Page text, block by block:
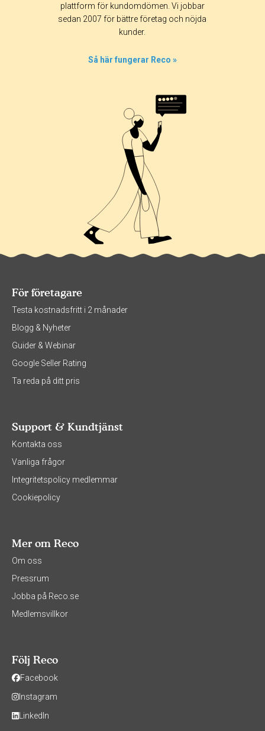
365 dagar 90 dagar
30 dagar
plattform för kundomdömen. Vi jobbar
sedan 2007 för bättre företag och nöjda
kunder.
Så här fungerar Reco »
För företagare
Testa kostnadsfritt i 2 månader
Blogg & Nyheter
Guider & Webinar
Google Seller Rating
Ta reda på ditt pris
Support & Kundtjänst
Kontakta oss
Vanliga frågor
Integritetspolicy medlemmar
Cookiepolicy
Mer om Reco
Om oss
Pressrum
Jobba på Reco.se
Medlemsvillkor
Följ Reco
Facebook
Instagram
LinkedIn